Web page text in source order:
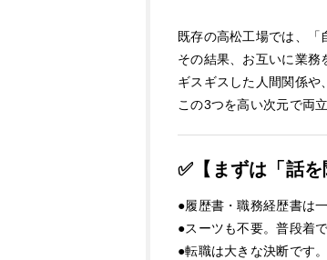
既存の高松工場では、「
その結果、お互いに業務
ギスギスした人間関係や
この3つを高い次元で両
✅【まずは「話を
●履歴書・職務経歴書は
●スーツも不要。普段着
●転職は大きな決断です